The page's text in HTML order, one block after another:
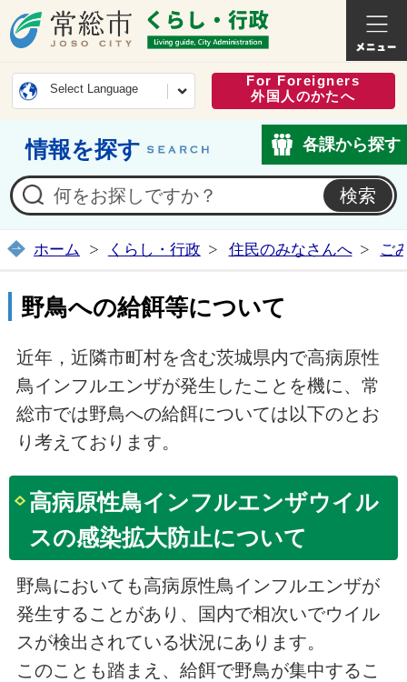
常総市公式ホームページ
くらし
Select Language
For Foreigners
外国人のかたへ
情報を探す 各課から探す
ホーム くらし・行政 住民のみなさんへ ご
野鳥への給餌等について
近年，近隣市町村を含む茨城県内で高病原性
鳥インフルエンザが発生したことを機に、常
総市では野鳥への給餌については以下のとお
り考えております。
高病原性鳥インフルエンザウイル
スの感染拡大防止について
野鳥においても高病原性鳥インフルエンザが
発生することがあり、国内で相次いでウイル
スが検出されている状況にあります。
このことも踏まえ、給餌で野鳥が集中するこ